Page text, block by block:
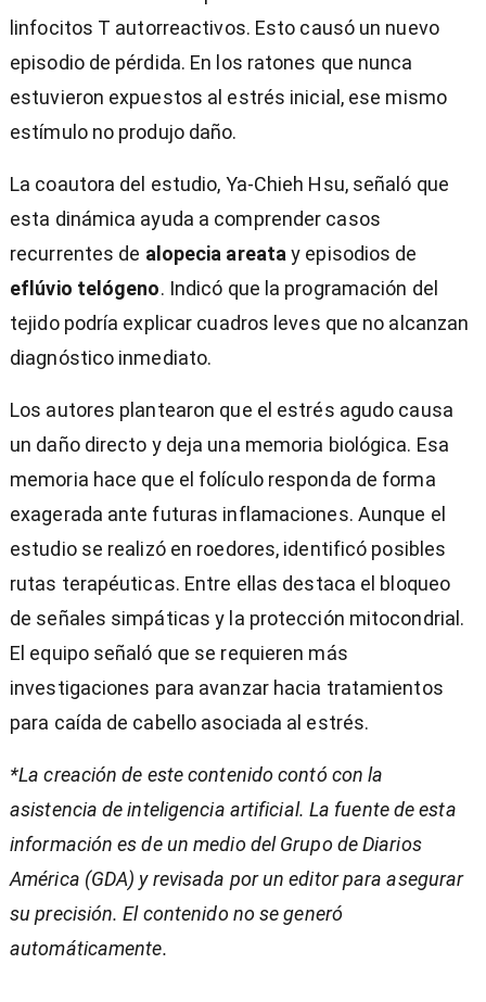
linfocitos T autorreactivos. Esto causó un nuevo
episodio de pérdida. En los ratones que nunca
estuvieron expuestos al estrés inicial, ese mismo
estímulo no produjo daño.
La coautora del estudio, Ya-Chieh Hsu, señaló que
esta dinámica ayuda a comprender casos
recurrentes de alopecia areata y episodios de
eflúvio telógeno. Indicó que la programación del
tejido podría explicar cuadros leves que no alcanzan
diagnóstico inmediato.
Los autores plantearon que el estrés agudo causa
un daño directo y deja una memoria biológica. Esa
memoria hace que el folículo responda de forma
exagerada ante futuras inflamaciones. Aunque el
estudio se realizó en roedores, identificó posibles
rutas terapéuticas. Entre ellas destaca el bloqueo
de señales simpáticas y la protección mitocondrial.
El equipo señaló que se requieren más
investigaciones para avanzar hacia tratamientos
para caída de cabello asociada al estrés.
*La creación de este contenido contó con la
asistencia de inteligencia artificial. La fuente de esta
información es de un medio del Grupo de Diarios
América (GDA) y revisada por un editor para asegurar
su precisión. El contenido no se generó
automáticamente.